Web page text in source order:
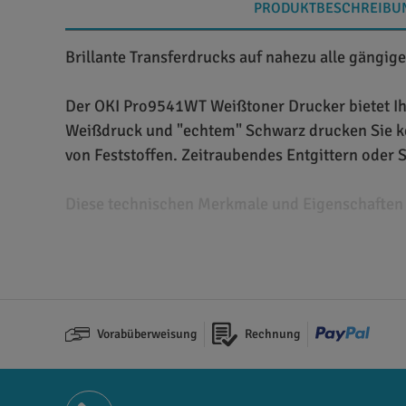
Brillante Transferdrucks auf nahezu alle
Der OKI Pro9541WT Weißtoner Drucker bietet
Weißdruck und "echtem" Schwarz drucken Sie
von Feststoffen. Zeitraubendes Entgittern oder
Diese technischen Merkmale und
Mit dem OKI Pro9541WT Weißtoner Drucker
Gerät ist es möglich sowohl opakes Weiß und
Drucker die Möglichkeit echtes Schwarz (K)
bei Grafiken und Texten zu erzielen. Der OKI
kostengünstige und einfach zu handhabende
Weißtoner Drucker ist der Toner-Transferdruck
möglich. Das Entgittern und Schneiden der
Vorabüberweisung Rechnung